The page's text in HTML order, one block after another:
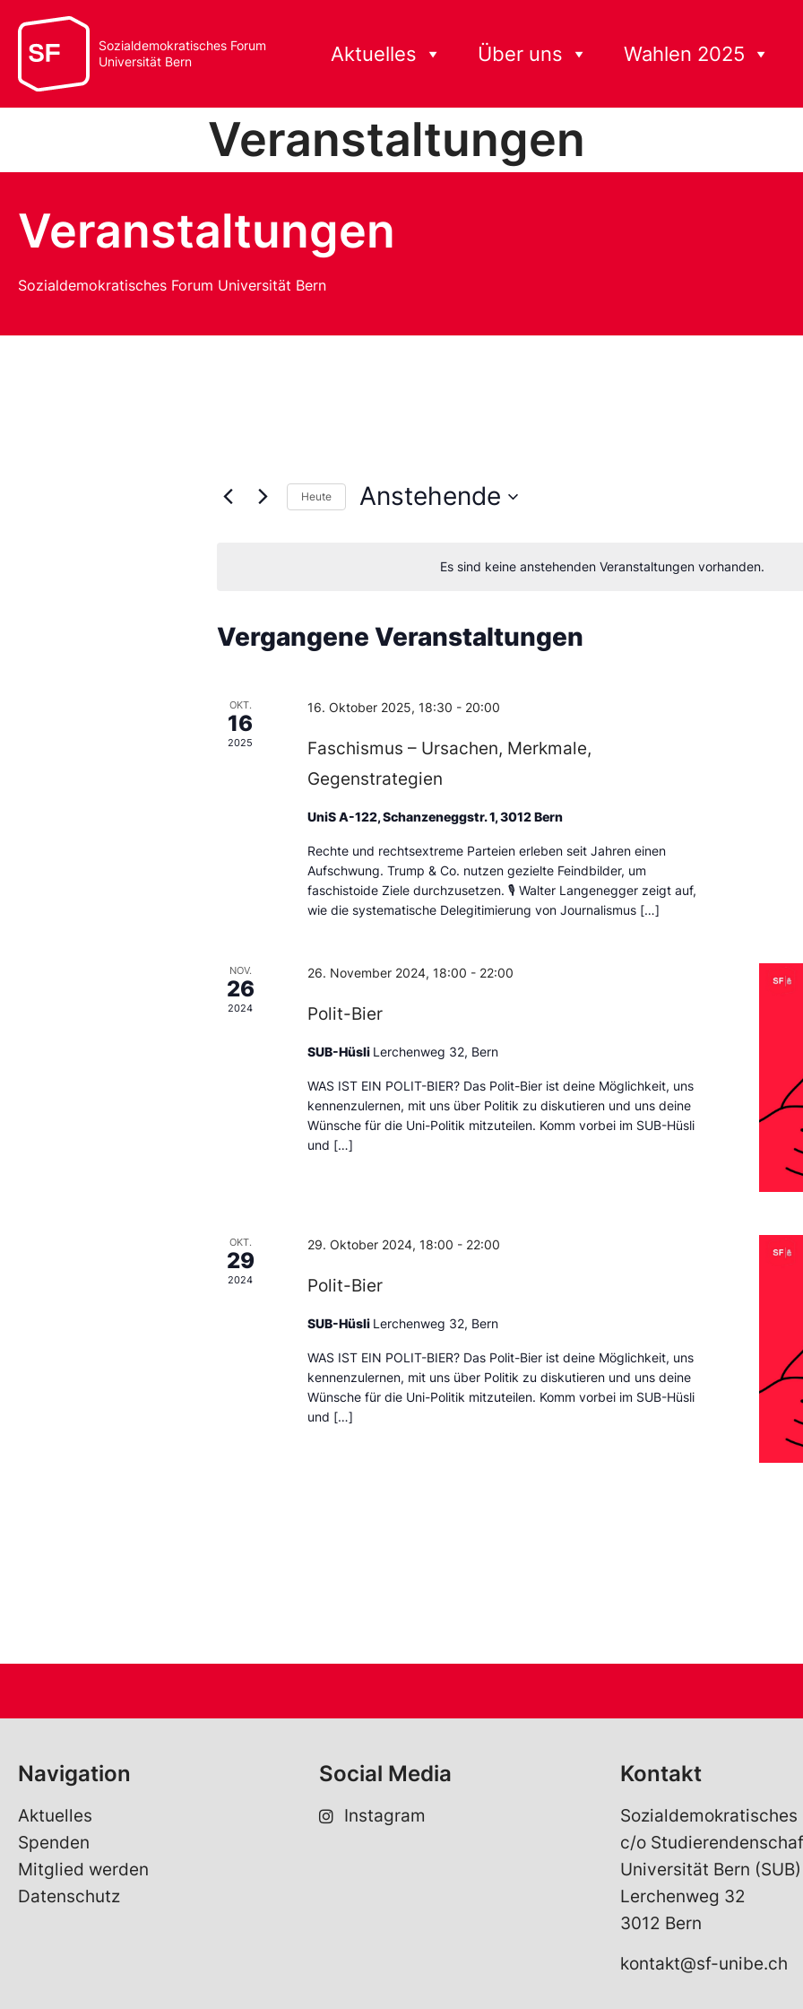
Sozialdemokratisches Forum
Universität Bern
Aktuelles Über uns Wahlen 2025
Veranstaltungen
Veranstaltungen
Sozialdemokratisches Forum Universität Bern
Es sind keine anstehenden Veranstaltungen vorhanden.
Heute Anstehende
Vergangene Veranstaltungen
OKT.
16
2025
16. Oktober 2025, 18:30 - 20:00
Faschismus – Ursachen, Merkmale,
Gegenstrategien
UniS A-122, Schanzeneggstr. 1, 3012 Bern
Rechte und rechtsextreme Parteien erleben seit Jahren einen
Aufschwung. Trump & Co. nutzen gezielte Feindbilder, um
faschistoide Ziele durchzusetzen. 🎙️ Walter Langenegger zeigt auf,
wie die systematische Delegitimierung von Journalismus […]
NOV.
26
2024
26. November 2024, 18:00 - 22:00
Polit-Bier
SUB-Hüsli Lerchenweg 32, Bern
WAS IST EIN POLIT-BIER? Das Polit-Bier ist deine Möglichkeit, uns
kennenzulernen, mit uns über Politik zu diskutieren und uns deine
Wünsche für die Uni-Politik mitzuteilen. Komm vorbei im SUB-Hüsli
und […]
OKT.
29
2024
29. Oktober 2024, 18:00 - 22:00
Polit-Bier
SUB-Hüsli Lerchenweg 32, Bern
WAS IST EIN POLIT-BIER? Das Polit-Bier ist deine Möglichkeit, uns
kennenzulernen, mit uns über Politik zu diskutieren und uns deine
Wünsche für die Uni-Politik mitzuteilen. Komm vorbei im SUB-Hüsli
und […]
Navigation
Aktuelles
Spenden
Mitglied werden
Datenschutz
Social Media
Instagram
Kontakt
Sozialdemokratisches
c/o
Universität Bern (SUB)
Lerchenweg 32
3012 Bern
kontakt@sf-unibe.ch